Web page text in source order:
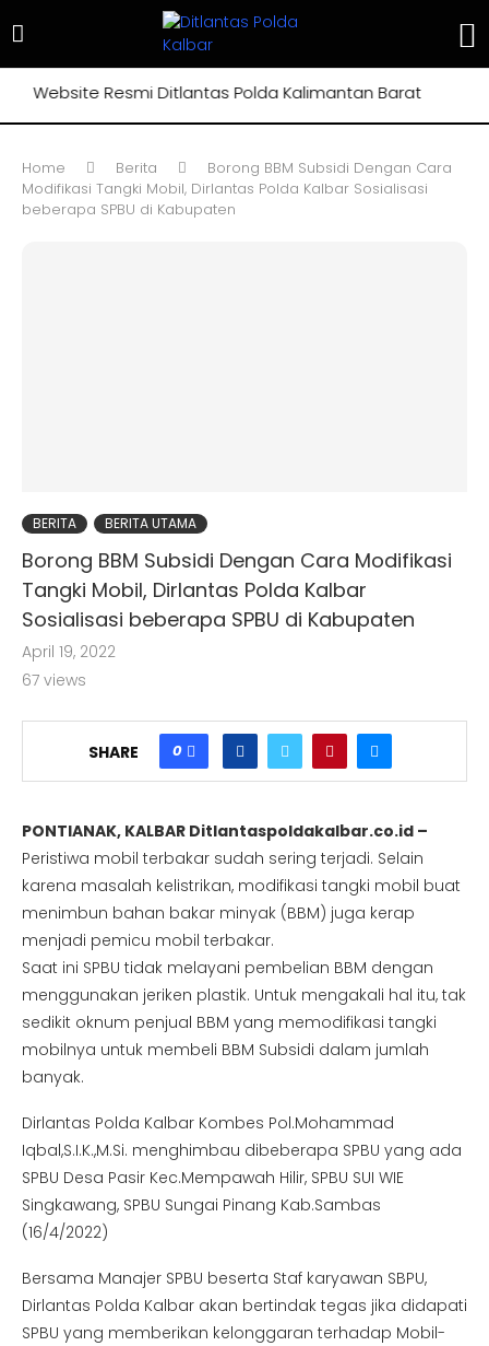
Resmi Ditlantas Polda Kalimantan Barat
Home Berita
Borong BBM Subsidi Dengan Cara
Modifikasi Tangki Mobil, Dirlantas Polda Kalbar Sosialisasi
beberapa SPBU di Kabupaten
BERITA BERITA UTAMA
Borong BBM Subsidi Dengan Cara Modifikasi
Tangki Mobil, Dirlantas Polda Kalbar
Sosialisasi beberapa SPBU di Kabupaten
April 19, 2022
67 views
SHARE 0
PONTIANAK, KALBAR Ditlantaspoldakalbar.co.id –
Peristiwa mobil terbakar sudah sering terjadi. Selain
karena masalah kelistrikan, modifikasi tangki mobil buat
menimbun bahan bakar minyak (BBM) juga kerap
menjadi pemicu mobil terbakar.
Saat ini SPBU tidak melayani pembelian BBM dengan
menggunakan jeriken plastik. Untuk mengakali hal itu, tak
sedikit oknum penjual BBM yang memodifikasi tangki
mobilnya untuk membeli BBM Subsidi dalam jumlah
banyak.
Dirlantas Polda Kalbar Kombes Pol.Mohammad
Iqbal,S.I.K.,M.Si. menghimbau dibeberapa SPBU yang ada
SPBU Desa Pasir Kec.Mempawah Hilir, SPBU SUI WIE
Singkawang, SPBU Sungai Pinang Kab.Sambas
(16/4/2022)
Bersama Manajer SPBU beserta Staf karyawan SBPU,
Dirlantas Polda Kalbar akan bertindak tegas jika didapati
SPBU yang memberikan kelonggaran terhadap Mobil-